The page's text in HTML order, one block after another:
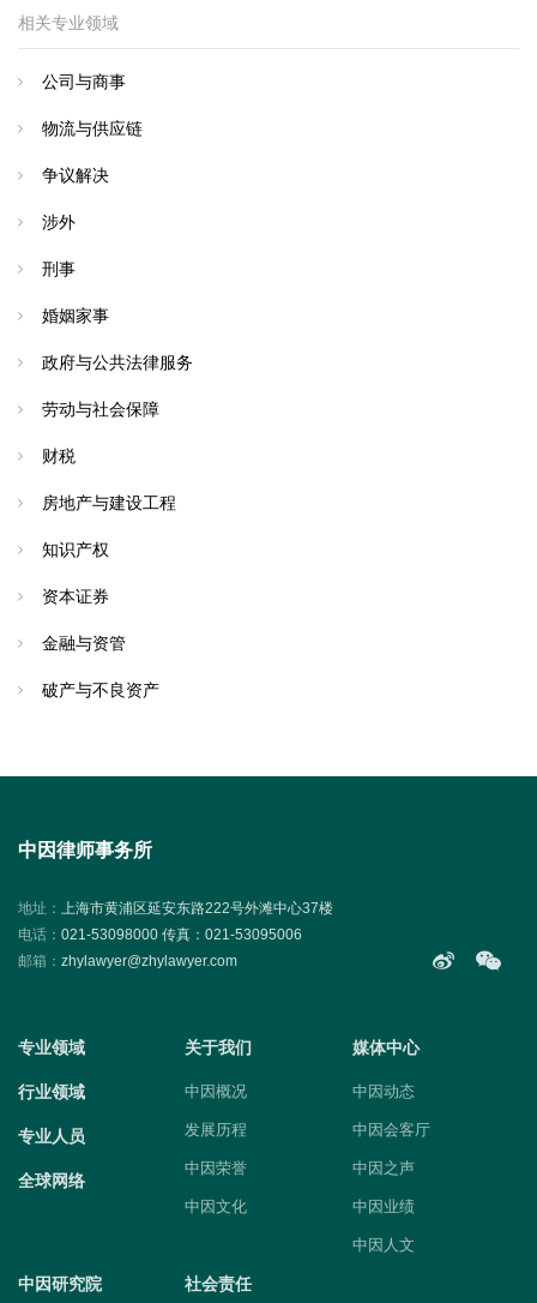
相关专业领域
公司与商事
物流与供应链
争议解决
涉外
刑事
婚姻家事
政府与公共法律服务
劳动与社会保障
财税
房地产与建设工程
知识产权
资本证券
金融与资管
破产与不良资产
中因律师事务所
地址：
上海市黄浦区延安东路222号外滩中心37楼
电话： 021-53098000 传真：021-53095006
邮箱： zhylawyer@zhylawyer.com
专业领域
行业领域
专业人员
全球网络
关于我们
中因概况
发展历程
中因荣誉
中因文化
媒体中心
中因动态
中因会客厅
中因之声
中因业绩
中因人文
中因研究院 社会责任